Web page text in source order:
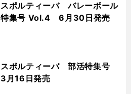
スポルティーバ バレーボール
特集号 Vol.4 6月30日発売
スポルティーバ 部活特集号
3月16日発売